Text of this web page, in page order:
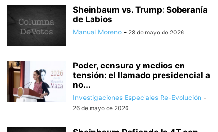
Sheinbaum vs. Trump: Soberanía
de Labios
Manuel Moreno - 28 de mayo de 2026
Poder, censura y medios en
tensión: el llamado presidencial a
no...
Investigaciones Especiales Re-Evolución -
26 de mayo de 2026